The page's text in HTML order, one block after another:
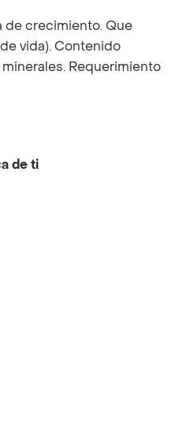
de crecimiento. Que
vida). Contenido
Requerimiento
de ti